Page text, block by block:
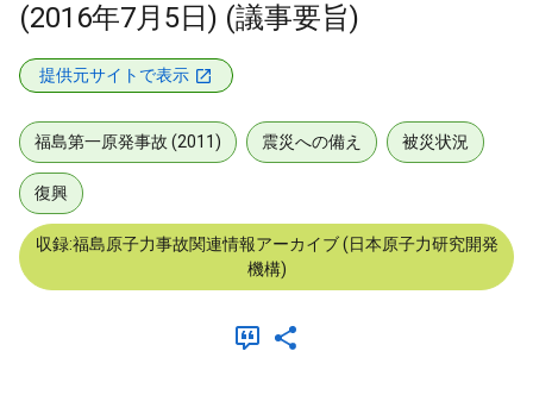
(2016年7月5日) (議事要旨)
提供元サイトで表示
福島第一原発事故 (2011) 震災への備え 被災状況
復興
収録:福島原子力事故関連情報アーカイブ (日本原子力研究開発
機構)